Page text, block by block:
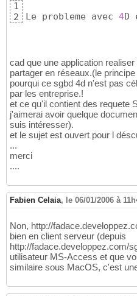
1
2
Le probleme avec 4D
cad que une application
partager en réseaux.(le
pourqui ce sgbd 4d n'est pas
par les entreprise.!
et ce qu'il contient des requete
j'aimerai avoir quelque
suis intéresser).
et le sujet est ouvert pour l
...
merci
....
Fabien Celaia, le 06/01/2006 à
Non, http://
bien en client serveur (depuis
http://fadace.developpez.com/
utilisateur MS-Access et que
similaire sous MacOS, c'est